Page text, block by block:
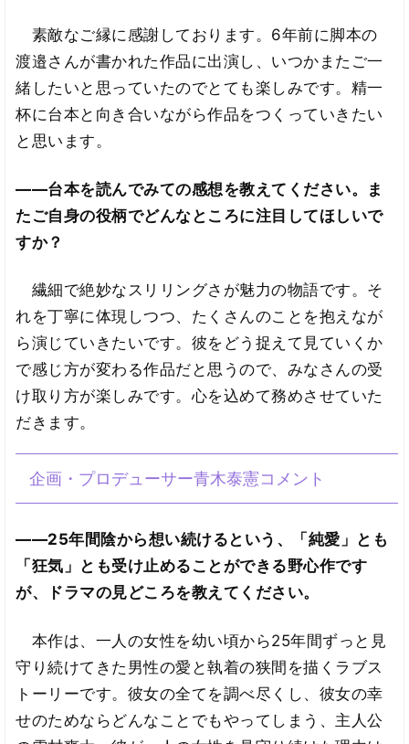
素敵なご縁に感謝しております。6年前に脚本の
渡邉さんが書かれた作品に出演し、いつかまたご一
緒したいと思っていたのでとても楽しみです。精一
杯に台本と向き合いながら作品をつくっていきたい
と思います。
――台本を読んでみての感想を教えてください。ま
たご自身の役柄でどんなところに注目してほしいで
すか？
繊細で絶妙なスリリングさが魅力の物語です。そ
れを丁寧に体現しつつ、たくさんのことを抱えなが
ら演じていきたいです。彼をどう捉えて見ていくか
で感じ方が変わる作品だと思うので、みなさんの受
け取り方が楽しみです。心を込めて務めさせていた
だきます。
企画・プロデューサー青木泰憲コメント
――25年間陰から想い続けるという、「純愛」とも
「狂気」とも受け止めることができる野心作です
が、ドラマの見どころを教えてください。
本作は、一人の女性を幼い頃から25年間ずっと見
守り続けてきた男性の愛と執着の狭間を描くラブス
トーリーです。彼女の全てを調べ尽くし、彼女の幸
せのためならどんなことでもやってしまう、主人公